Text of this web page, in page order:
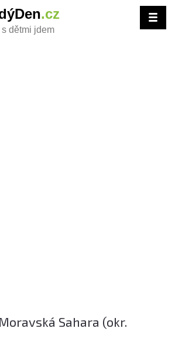
.cz
dětmi jdem
Sahara (okr.